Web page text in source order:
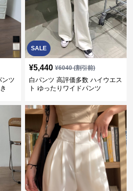
ンツ
SALE
¥5,440 ¥6040(割引前)
白パンツ 高評価多数 ハイウエス
ト ゆったりワイドパンツ